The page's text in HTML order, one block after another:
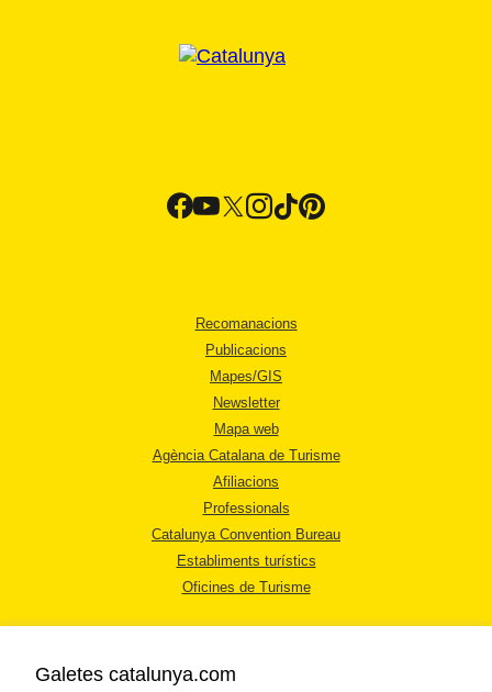
Recomanacions
Publicacions
Mapes/GIS
Newsletter
Mapa web
Agència Catalana de Turisme
Afiliacions
Professionals
Catalunya Convention Bureau
Establiments turístics
Oficines de Turisme
Galetes catalunya.com